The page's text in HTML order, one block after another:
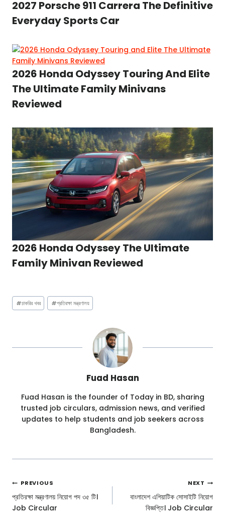
2027 Porsche 911 Carrera The Definitive
Everyday Sports Car
2026 Honda Odyssey Touring And Elite
The Ultimate Family Minivans
Reviewed
2026 Honda Odyssey The Ultimate
Family Minivan Reviewed
Post
Tags:
#চাকরির খবর #প্রতিরক্ষা মন্ত্রণালয়
Fuad Hasan
Fuad Hasan is the founder of Today in BD, sharing
trusted job circulars, admission news, and verified
updates to help students and job seekers across
Bangladesh.
Post
Navigation
PREVIOUS
প্রতিরক্ষা মন্ত্রণালয় নিয়োগ পদ ৩৫ টি।
Job Circular
NEXT
বাংলাদেশ এশিয়াটিক সোসাইটি নিয়োগ
বিজ্ঞপ্তি। Job Circular